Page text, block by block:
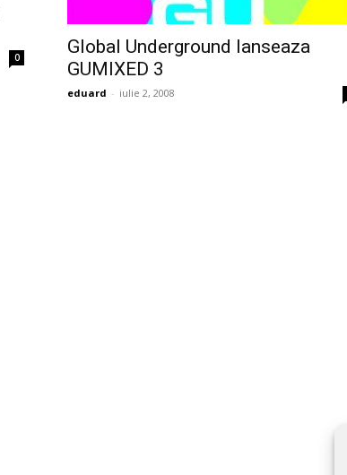
0
Global Underground lanseaza
GUMIXED 3
eduard - iulie 2, 2008